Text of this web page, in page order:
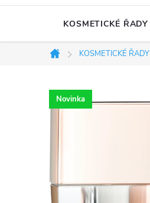
KOSMETICKÉ ŘADY
Domů
KOSMETICKÉ ŘADY
Novinka